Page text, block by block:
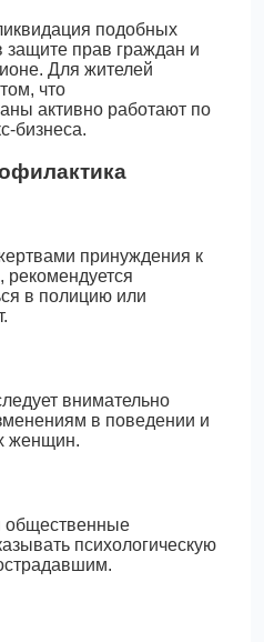
подобных
прав граждан и
Для жителей
что
активно работают по
бизнеса.
принуждения к
рекомендуется
в полицию или
внимательно
в поведении и
женщин.
психологическую